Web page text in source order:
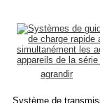
agrandir
Système de